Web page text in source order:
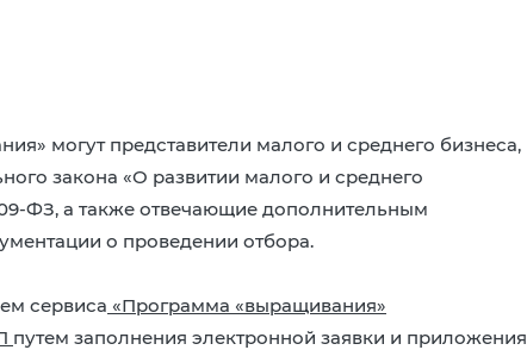
могут представители малого и среднего бизнеса,
закона «О развитии малого и среднего
ФЗ, а также отвечающие дополнительным
о проведении отбора.
сервиса «Программа «выращивания»
путем заполнения электронной заявки и приложения